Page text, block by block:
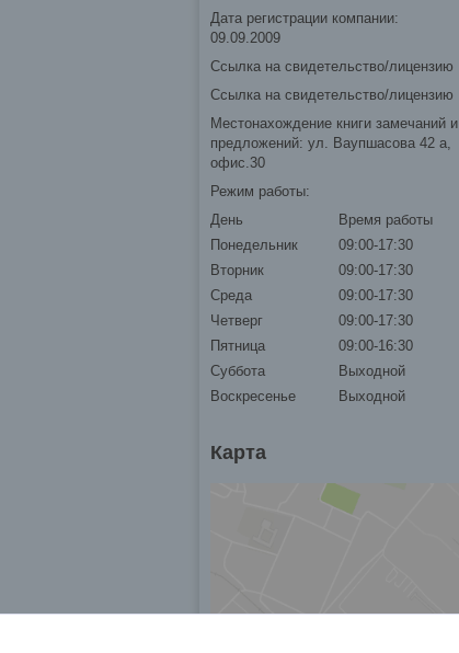
Дата регистрации компании:
09.09.2009
Ссылка на свидетельство/лицензию
Ссылка на свидетельство/лицензию
Местонахождение книги замечаний и
предложений: ул. Ваупшасова 42 а,
офис.30
Режим работы:
День
Время работы
Понедельник
09:00-17:30
Вторник
09:00-17:30
Среда
09:00-17:30
Четверг
09:00-17:30
Пятница
09:00-16:30
Суббота
Выходной
Воскресенье
Выходной
Карта